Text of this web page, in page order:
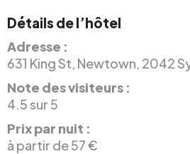
Détails de l’hôtel
Adresse :
631 King St, Newtown, 2042
Note des visiteurs :
4.5 sur 5
Prix par nuit :
à partir de 57 €